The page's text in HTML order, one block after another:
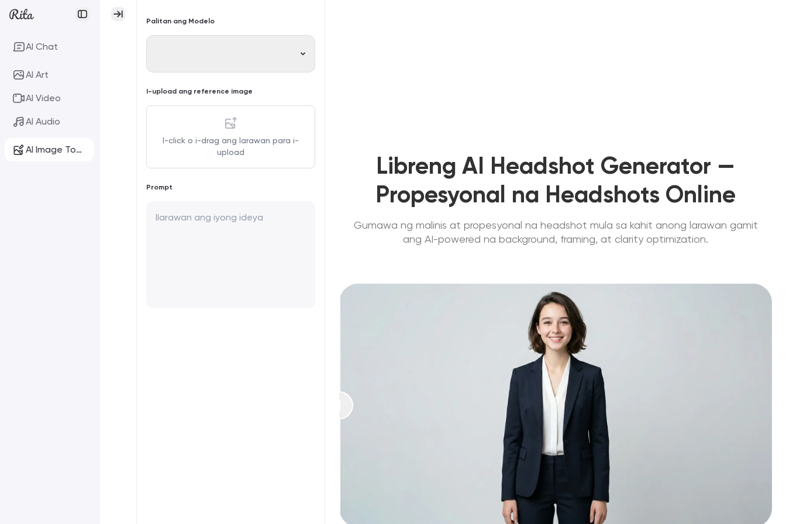
AI Chat
AI Art
AI Video
AI Audio
AI Image Tools
Palitan ang Modelo
I-upload ang reference image
I-click o i-drag ang larawan para i-
upload
Prompt
Libreng AI Headshot Generator —
Propesyonal na Headshots Online
Gumawa ng malinis at propesyonal na headshot mula sa kahit anong larawan gamit
ang AI-powered na background, framing, at clarity optimization.